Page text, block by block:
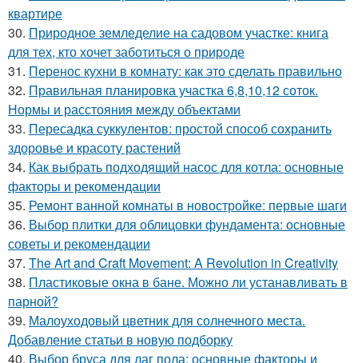
квартире
30. Природное земледелие на садовом участке: книга
для тех, кто хочет заботиться о природе
31. Перенос кухни в комнату: как это сделать правильно
32. Правильная планировка участка 6,8,10,12 соток.
Нормы и расстояния между объектами
33. Пересадка суккулентов: простой способ сохранить
здоровье и красоту растений
34. Как выбрать подходящий насос для котла: основные
факторы и рекомендации
35. Ремонт ванной комнаты в новостройке: первые шаги
36. Выбор плитки для облицовки фундамента: основные
советы и рекомендации
37. The Art and Craft Movement: A Revolution in Creativity
38. Пластиковые окна в бане. Можно ли устанавливать в
парной?
39. Малоуходовый цветник для солнечного места.
Добавление статьи в новую подборку
40. Выбор бруса для лаг пола: основные факторы и